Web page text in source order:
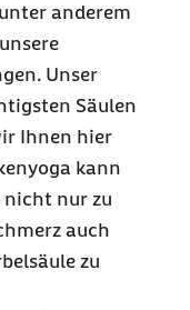
anderem
Unser
Säulen
Ihnen hier
kann
nicht nur zu
auch
zu